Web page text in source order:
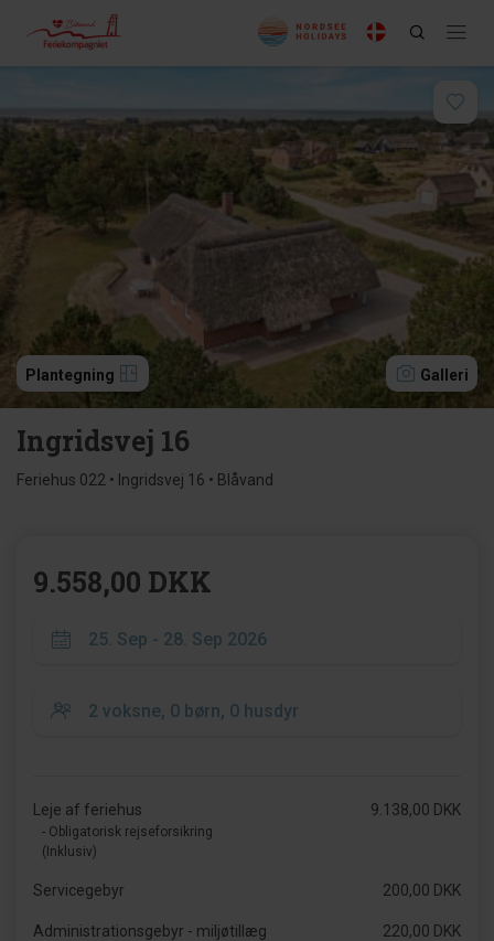
Plantegning Galleri
Ingridsvej 16
Feriehus 022 • Ingridsvej 16 • Blåvand
9.558,00 DKK
Leje af feriehus
- Obligatorisk rejseforsikring
(Inklusiv)
9.138,00 DKK
Servicegebyr 200,00 DKK
Administrationsgebyr - miljøtillæg 220,00 DKK